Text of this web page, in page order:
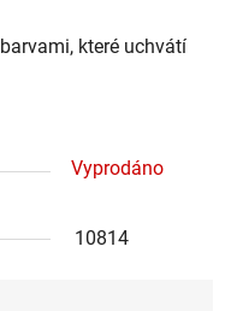
které uchvátí
Vyprodáno
10814